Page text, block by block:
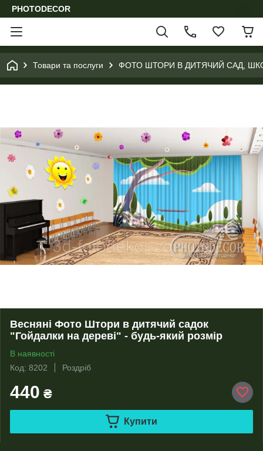
PHOTODECOR
Товари та послуги ФОТО ШТОРИ В ДИТЯЧИЙ САД,
Весняні Фото Штори в дитячий садок
"Гойдалки на дереві" - будь-який розмір
В наявності
Код: 8202
Роздріб
440 ₴
Купити